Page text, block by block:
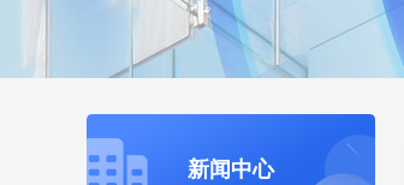
新闻中心